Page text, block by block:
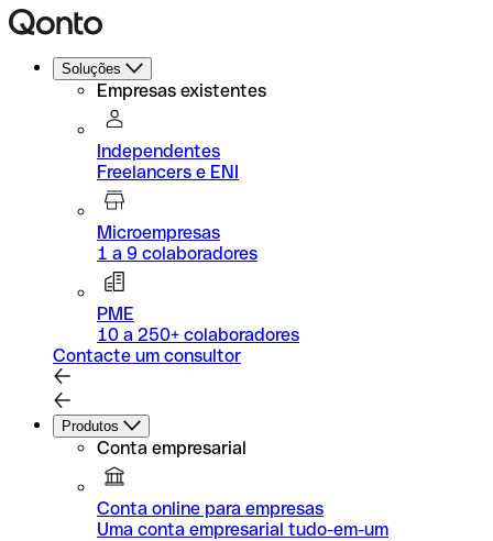
Soluções
Empresas existentes
Independentes
Freelancers e ENI
Microempresas
1 a 9 colaboradores
PME
10 a 250+ colaboradores
Contacte um consultor
Produtos
Conta empresarial
Conta online para empresas
Uma conta empresarial tudo-em-um